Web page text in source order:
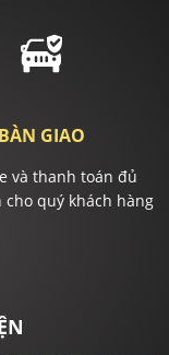
BÀN GIAO
và thanh toán đủ
cho quý khách hàng